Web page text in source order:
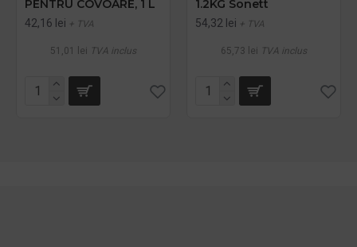
PENTRU COVOARE, 1 L
42,16 lei + TVA
51,01 lei TVA inclus
1.2KG Sonett
54,32 lei + TVA
65,73 lei TVA inclus